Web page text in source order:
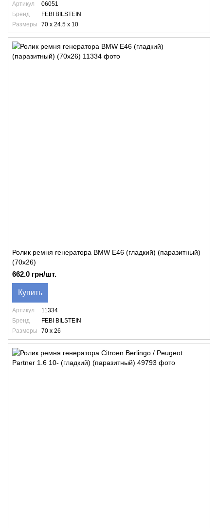
Артикул
06051
Бренд
FEBI BILSTEIN
Размеры
70 x 24.5 x 10
Ролик ремня генератора BMW E46 (гладкий) (паразитный)
(70x26)
662.0 грн/шт.
Купить
Артикул
11334
Бренд
FEBI BILSTEIN
Размеры
70 x 26